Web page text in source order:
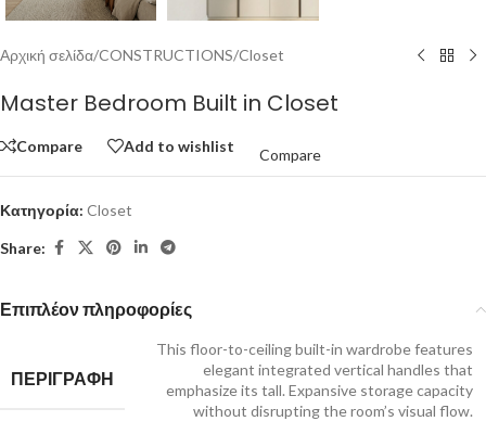
Αρχική σελίδα/CONSTRUCTIONS/Closet
Master Bedroom Built in Closet
Compare Add to wishlist
Compare
Κατηγορία: Closet
Share:
Επιπλέον πληροφορίες
ΠΕΡΙΓΡΑΦΗ
This floor-to-ceiling built-in wardrobe features
elegant integrated vertical handles that
emphasize its tall. Expansive storage capacity
without disrupting the room’s visual flow.